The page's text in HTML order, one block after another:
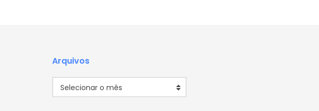
Arquivos
Arquivos
Selecionar o mês